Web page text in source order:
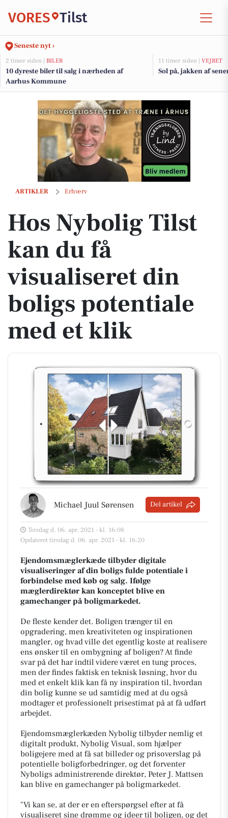
VORES Tilst
Seneste nyt ›
2 timer siden | BILER
10 dyreste biler til salg i nærheden af
Aarhus Kommune
11 timer siden | VEJRET
Sol på, jakken af
ARTIKLER Erhverv
Hos Nybolig Tilst kan du få visualiseret din boligs potentiale med et
Hos Nybolig Tilst
kan du få
visualiseret din
boligs potentiale
med et klik
Michael Juul Sørensen Del artikel
Tirsdag d. 06. apr. 2021 - kl. 16:08
Opdateret tirsdag d. 06. apr. 2021 - kl. 16:20
Ejendomsmæglerkæde tilbyder digitale
visualiseringer af din boligs fulde potentiale i
forbindelse med køb og salg. Ifølge
mæglerdirektør kan konceptet blive en
gamechanger på boligmarkedet.
De fleste kender det. Boligen trænger til en
opgradering, men kreativiteten og inspirationen
mangler, og hvad ville det egentlig koste at realisere
ens ønsker til en ombygning af boligen? At finde
svar på det har indtil videre været en tung proces,
men der findes faktisk en teknisk løsning, hvor du
med et enkelt klik kan få ny inspiration til, hvordan
din bolig kunne se ud samtidig med at du også
modtager et professionelt prisestimat på at få udført
arbejdet.
Ejendomsmæglerkæden Nybolig tilbyder nemlig et
digitalt produkt, Nybolig Visual, som hjælper
boligejere med at få sat billeder og prisoverslag på
potentielle boligforbedringer, og det forventer
Nyboligs administrerende direktør, Peter J. Mattsen
kan blive en gamechanger på boligmarkedet.
"Vi kan se, at der er en efterspørgsel efter at få
visualiseret sine drømme og ideer til boligen, og det